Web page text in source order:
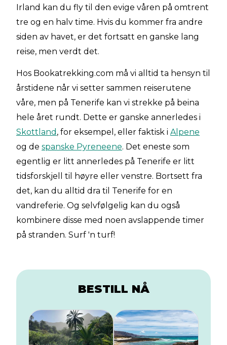
Irland kan du fly til den evige våren på omtrent
tre og en halv time. Hvis du kommer fra andre
siden av havet, er det fortsatt en ganske lang
reise, men verdt det.
Hos Bookatrekking.com må vi alltid ta hensyn til
årstidene når vi setter sammen reiserutene
våre, men på Tenerife kan vi strekke på beina
hele året rundt. Dette er ganske annerledes i
Skottland , for eksempel, eller faktisk i Alpene
og de spanske Pyreneene. Det eneste som
egentlig er litt annerledes på Tenerife er litt
tidsforskjell til høyre eller venstre. Bortsett fra
det, kan du alltid dra til Tenerife for en
vandreferie. Og selvfølgelig kan du også
kombinere disse med noen avslappende timer
på stranden. Surf 'n turf!
BESTILL NÅ